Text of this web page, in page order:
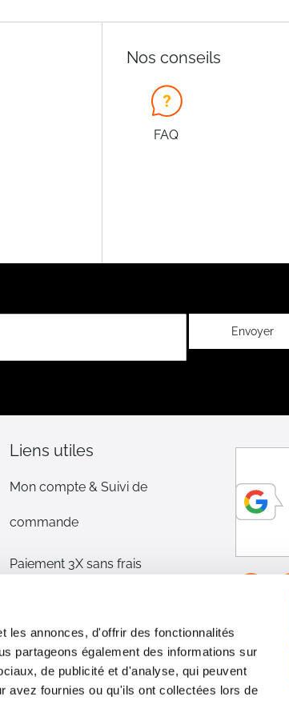
les annonces, d'offrir des fonctionnalités
partageons également des informations sur
de publicité et d'analyse, qui peuvent
avez fournies ou qu'ils ont collectées lors de
Nos conseils
FAQ
Envoyer
Liens utiles
Mon compte & Suivi de
commande
Paiement 3X sans frais
CGV
Plan du site